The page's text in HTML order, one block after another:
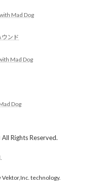
Mad Dog
ウンド
Mad Dog
Dog
Rights Reserved.
Vektor,Inc. technology.